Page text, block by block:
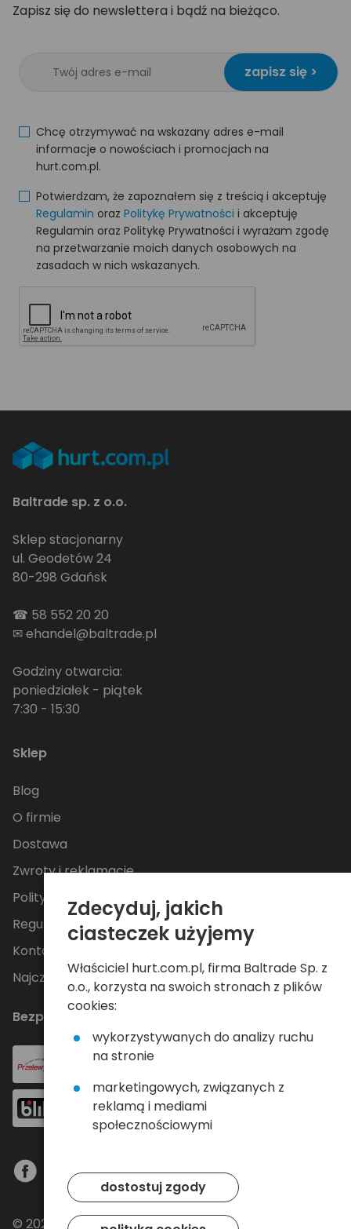
Zapisz się do newslettera i bądź na bieżąco.
zapisz się >
Chcę otrzymywać na wskazany adres e-mail
informacje o nowościach i promocjach na
hurt.com.pl.
Potwierdzam, że zapoznałem się z treścią i akceptuję
Regulamin oraz Politykę Prywatności i akceptuję
Regulamin oraz Politykę Prywatności i wyrażam zgodę
na przetwarzanie moich danych osobowych na
zasadach w nich wskazanych.
Baltrade sp. z o.o.
Sklep stacjonarny
ul. Geodetów 24
80-298 Gdańsk
☎ 58 552 20 20
✉ehandel@baltrade.pl
Godziny otwarcia:
poniedziałek - piątek
7:30 - 15:30
Sklep
Blog
O firmie
Dostawa
Zwroty i reklamacje
Polityka Prywatności
Regulamin
Kontakt
Najczęściej zadawane pytania
Bezpieczne płatności
© 2024 Baltrade sp. z o.o. - Wszelkie prawa
Zdecyduj, jakich
ciasteczek użyjemy
Właściciel hurt.com.pl, firma Baltrade Sp. z
o.o., korzysta na swoich stronach z plików
cookies:
wykorzystywanych do analizy ruchu
na stronie
marketingowych, związanych z
reklamą i mediami
społecznościowymi
dostostuj zgody